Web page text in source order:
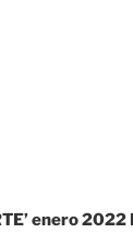
enero